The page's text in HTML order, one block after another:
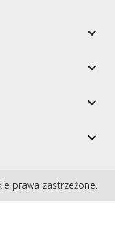




prawa zastrzeżone.